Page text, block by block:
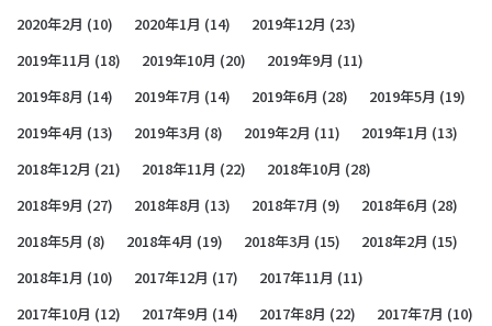
2020年2月 (10) 2020年1月 (14) 2019年12月 (23)
2019年11月 (18) 2019年10月 (20) 2019年9月 (11)
2019年8月 (14) 2019年7月 (14) 2019年6月 (28) 2019年5月 (19)
2019年4月 (13) 2019年3月 (8) 2019年2月 (11) 2019年1月 (13)
2018年12月 (21) 2018年11月 (22) 2018年10月 (28)
2018年9月 (27) 2018年8月 (13) 2018年7月 (9) 2018年6月 (28)
2018年5月 (8) 2018年4月 (19) 2018年3月 (15) 2018年2月 (15)
2018年1月 (10) 2017年12月 (17) 2017年11月 (11)
2017年10月 (12) 2017年9月 (14) 2017年8月 (22) 2017年7月 (10)